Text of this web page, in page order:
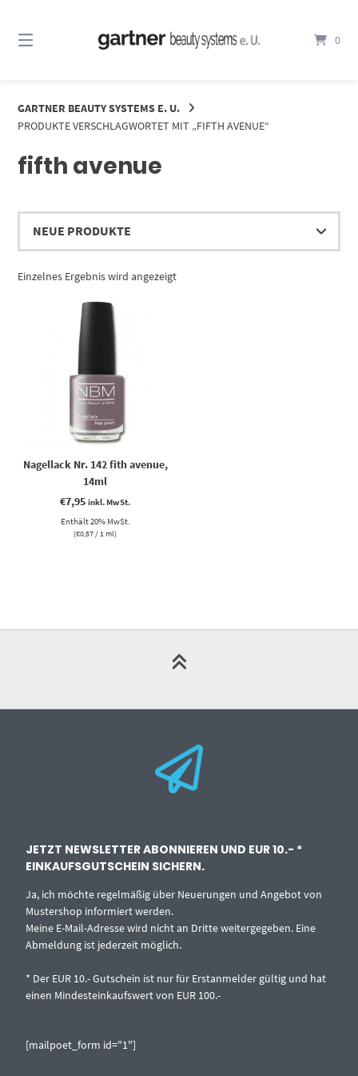
Inhalt
0
GARTNER BEAUTY SYSTEMS E. U.
PRODUKTE VERSCHLAGWORTET MIT „FIFTH AVENUE“
fifth avenue
Einzelnes Ergebnis wird angezeigt
Nagellack Nr. 142 fith avenue,
14ml
€7,95 inkl. MwSt.
Enthält 20% MwSt.
(€0,57/ 1 ml)
JETZT NEWSLETTER ABONNIEREN UND EUR 10.- *
EINKAUFSGUTSCHEIN SICHERN.
Ja, ich möchte regelmäßig über Neuerungen und Angebot von
Mustershop informiert werden.
Meine E-Mail-Adresse wird nicht an Dritte weitergegeben. Eine
Abmeldung ist jederzeit möglich.
* Der EUR 10.- Gutschein ist nur für Erstanmelder gültig und hat
einen Mindesteinkaufswert von EUR 100.-
[mailpoet_form id="1"]